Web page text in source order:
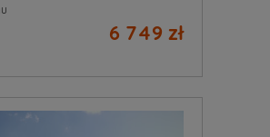
6 749 zł